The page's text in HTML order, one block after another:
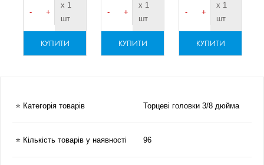
- +
х 1
шт
КУПИТИ
- +
х 1
шт
КУПИТИ
- +
х 1
шт
КУПИТИ
⭐ Категорія товарів Торцеві головки 3/8 дюйма
⭐ Кількість товарів у наявності 96